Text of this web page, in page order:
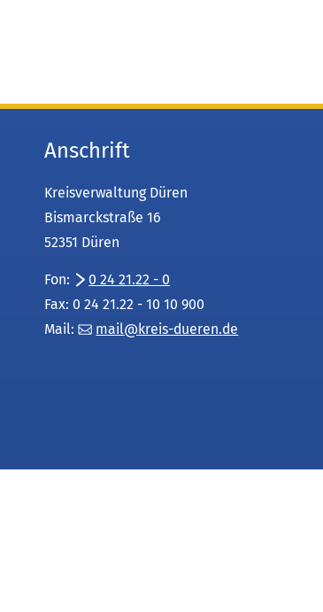
Anschrift
Kreisverwaltung Düren
Bismarckstraße 16
52351 Düren
Fon:
0 24 21.22 - 0
Fax: 0 24 21.22 - 10 10 900
Mail:
mail kreis-dueren de